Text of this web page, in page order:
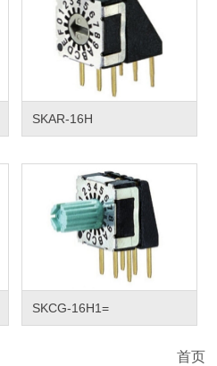
SKAR-16H
SKCG-16H1=
首页